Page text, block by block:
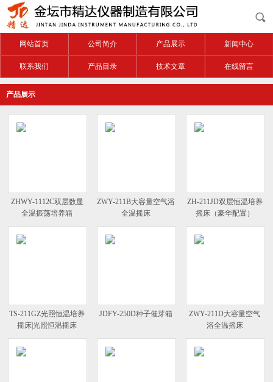
网站首页 公司简介 产品展示 新闻中心
联系我们 产品目录 技术文章 在线留言
产品展示
ZHWY-1112C双层数显
全温振荡培养箱
ZWY-211B大容量空气浴
全温摇床
ZH-211JD双层恒温培养
摇床（豪华配置）
TS-211GZ光照恒温培养
摇床|光照恒温摇床
JDFY-250D种子催芽箱
ZWY-211D大容量空气
浴全温摇床